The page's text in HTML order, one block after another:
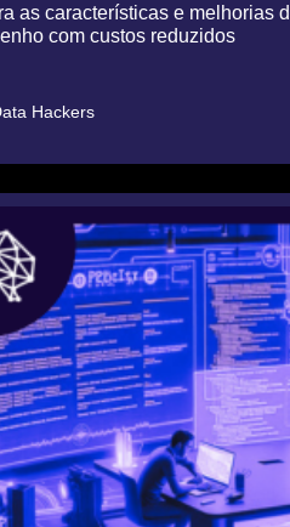
as características e melhorias
com custos reduzidos
Hackers